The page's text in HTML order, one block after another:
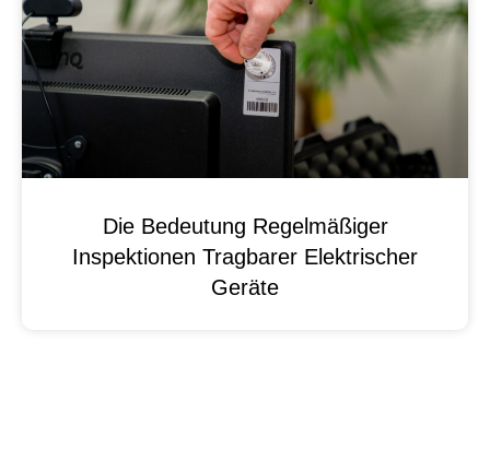
Die Bedeutung Regelmäßiger
Inspektionen Tragbarer Elektrischer
Geräte